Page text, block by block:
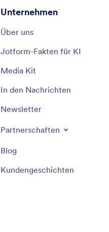
Unternehmen
Über uns
Jotform-Fakten für KI
Media Kit
In den Nachrichten
Newsletter
Partnerschaften
Blog
Kundengeschichten